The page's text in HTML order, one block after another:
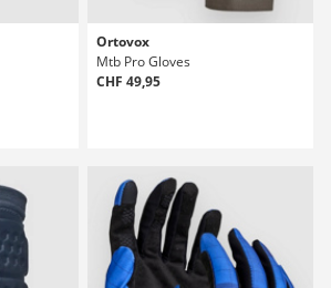
Ortovox
Mtb Pro Gloves
CHF 49,95